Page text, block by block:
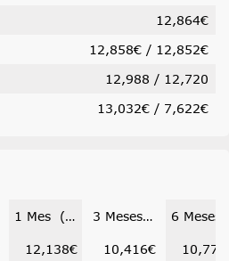
12,864€
12,858€ / 12,852€
12,988 / 12,720
13,032€ / 7,622€
1 Mes (10 jul)
12,138€
3 Meses (11 may)
10,416€